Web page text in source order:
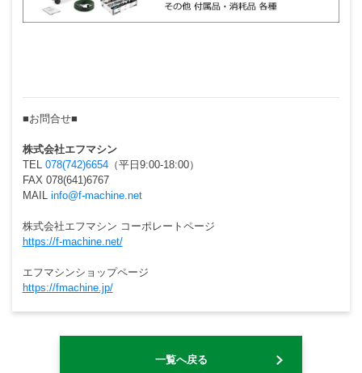
■お問合せ■
株式会社エフマシン
TEL 078(742)6654（平日9:00-18:00）
FAX 078(641)6767
MAIL info@f-machine.net
株式会社エフマシン コーポレートページ
https://f-machine.net/
エフマシンショップページ
https://fmachine.jp/
一覧へ戻る